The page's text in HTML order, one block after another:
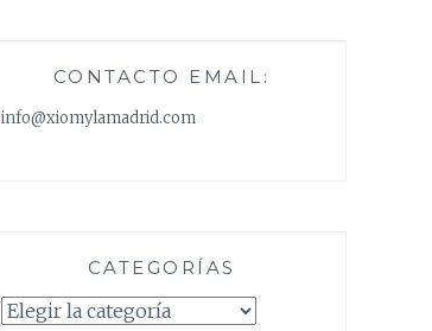
CONTACTO EMAIL:
info@xiomylamadrid.com
CATEGORÍAS
Categorías